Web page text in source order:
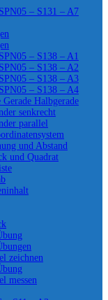
– S131 – A7
– S138 – A1
– S138 – A2
– S138 – A3
– S138 – A4
Halbgerade
senkrecht
parallel
und Abstand
und Quadrat
zeichnen
messen